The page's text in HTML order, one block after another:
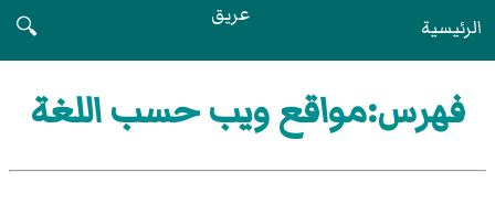
الرئيسية عريق
🔍
فهرس:مواقع ويب حسب اللغة